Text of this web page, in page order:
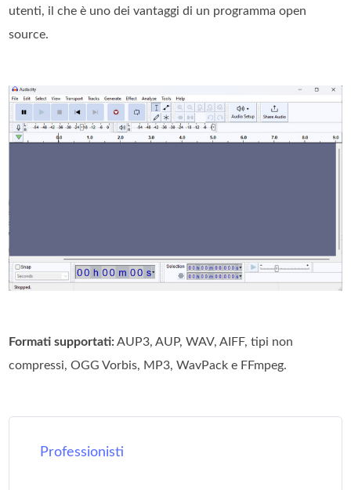
utenti, il che è uno dei vantaggi di un programma open
source.
Formati supportati:AUP3, AUP, WAV, AIFF, tipi non
compressi, OGG Vorbis, MP3, WavPack e FFmpeg.
Professionisti